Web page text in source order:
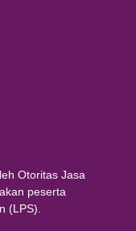
Otoritas Jasa
peserta
(LPS).